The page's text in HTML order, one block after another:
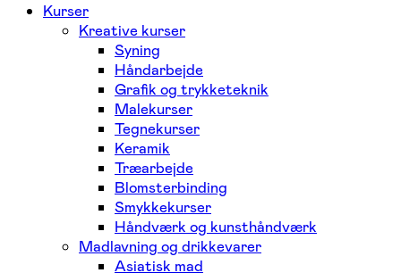
Kurser
Kreative kurser
Syning
Håndarbejde
Grafik og trykketeknik
Malekurser
Tegnekurser
Keramik
Træarbejde
Blomsterbinding
Smykkekurser
Håndværk og kunsthåndværk
Madlavning og drikkevarer
Asiatisk mad